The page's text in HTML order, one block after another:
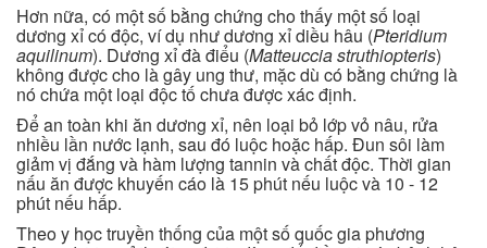
Hơn nữa, có một số bằng chứng cho thấy một số loại
dương xỉ có độc, ví dụ như dương xỉ diều hâu (Pteridium
aquilinum). Dương xỉ đà điểu (Matteuccia struthiopteris)
không được cho là gây ung thư, mặc dù có bằng chứng là
nó chứa một loại độc tố chưa được xác định.
Để an toàn khi ăn dương xỉ, nên loại bỏ lớp vỏ nâu, rửa
nhiều lần nước lạnh, sau đó luộc hoặc hấp. Đun sôi làm
giảm vị đắng và hàm lượng tannin và chất độc. Thời gian
nấu ăn được khuyến cáo là 15 phút nếu luộc và 10 - 12
phút nếu hấp.
Theo y học truyền thống của một số quốc gia phương